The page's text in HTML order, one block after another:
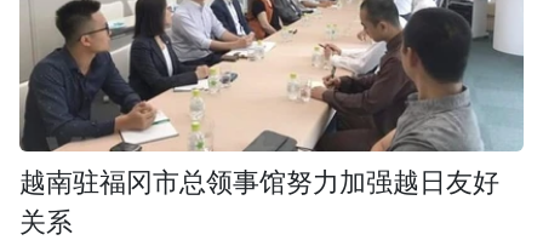
越南驻福冈市总领事馆努力加强越日友好
关系